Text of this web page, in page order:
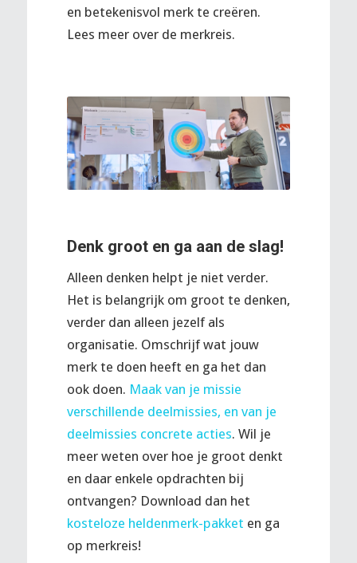
en betekenisvol merk te creëren.
Lees meer over de merkreis.
Denk groot en ga aan de slag!
Alleen denken helpt je niet verder.
Het is belangrijk om groot te denken,
verder dan alleen jezelf als
organisatie. Omschrijf wat jouw
merk te doen heeft en ga het dan
ook doen. Maak van je missie
verschillende deelmissies, en van je
deelmissies concrete acties. Wil je
meer weten over hoe je groot denkt
en daar enkele opdrachten bij
ontvangen? Download dan het
kosteloze heldenmerk-pakket en ga
op merkreis!